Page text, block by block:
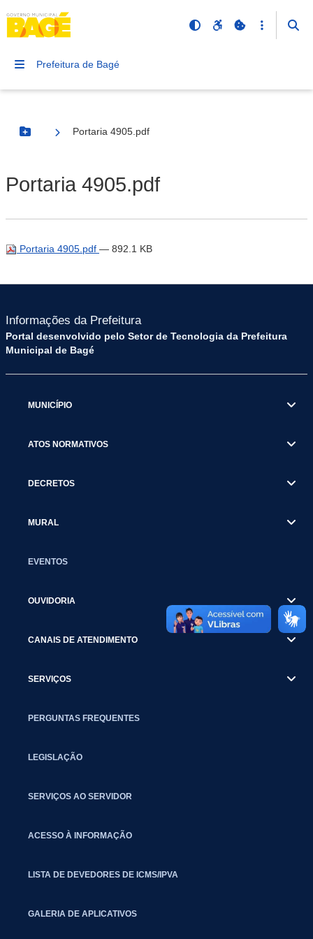
Prefeitura de Bagé
Botão Menu
Portaria 4905.pdf
Portaria 4905.pdf
Portaria 4905.pdf — 892.1 KB
Informações da Prefeitura
Portal desenvolvido pelo Setor de Tecnologia da Prefeitura
Municipal de Bagé
MUNICÍPIO
ATOS NORMATIVOS
DECRETOS
MURAL
EVENTOS
OUVIDORIA
CANAIS DE ATENDIMENTO
SERVIÇOS
PERGUNTAS FREQUENTES
LEGISLAÇÃO
SERVIÇOS AO SERVIDOR
ACESSO À INFORMAÇÃO
LISTA DE DEVEDORES DE ICMS/IPVA
GALERIA DE APLICATIVOS